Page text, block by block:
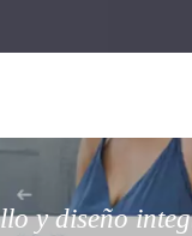
y diseño